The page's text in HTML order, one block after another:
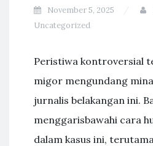
November 5, 2025
Uncategorized
Peristiwa kontroversial
migor mengundang
jurnalis belakangan ini.
menggarisbawahi cara
dalam kasus ini,